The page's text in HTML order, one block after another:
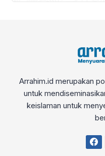
Arrahim.id merupakan
untuk
keislaman untuk